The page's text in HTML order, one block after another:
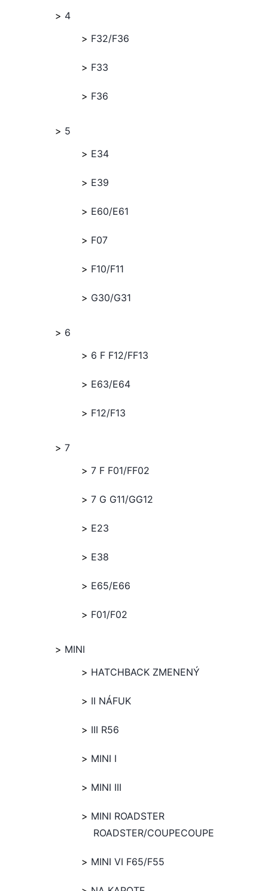
4
F32/F36
F33
F36
5
E34
E39
E60/E61
F07
F10/F11
G30/G31
6
6 F F12/FF13
E63/E64
F12/F13
7
7 F F01/FF02
7 G G11/GG12
E23
E38
E65/E66
F01/F02
MINI
HATCHBACK ZMENENÝ
II NÁFUK
III R56
MINI I
MINI III
MINI ROADSTER
ROADSTER/COUPECOUPE
MINI VI F65/F55